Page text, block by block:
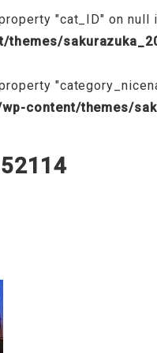
"cat_ID" on null
themes/
content/themes/